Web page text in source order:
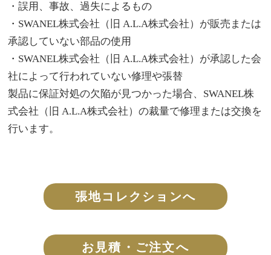
・誤用、事故、過失によるもの
・SWANEL株式会社（旧 A.L.A株式会社）が販売または
承認していない部品の使用
・SWANEL株式会社（旧 A.L.A株式会社）が承認した会
社によって行われていない修理や張替
製品に保証対処の欠陥が見つかった場合、SWANEL株
式会社（旧 A.L.A株式会社）の裁量で修理または交換を
行います。
張地コレクションへ
お見積・ご注文へ